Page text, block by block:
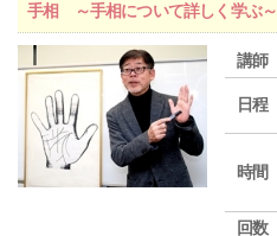
手相 ～手相について詳しく学ぶ～
講師
日程
時間
回数